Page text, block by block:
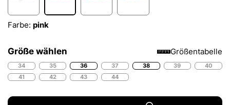
Farbe: pink
Größe wählen Größentabelle
34 35 36 37 38 39
40
41
42 43 44